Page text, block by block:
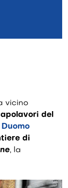
vicino
del
Duomo
di
, la